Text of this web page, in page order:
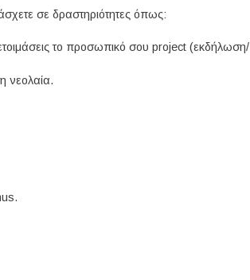
σε δραστηριότητες όπως:
το προσωπικό σου project (εκδήλωση/
νεολαία.